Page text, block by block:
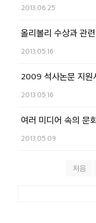
2013.06.25
올리볼리 수상과 관
2013.05.16
2009 석사논문 지원
2013.05.16
여러 미디어 속의 문
2013.05.09
처음